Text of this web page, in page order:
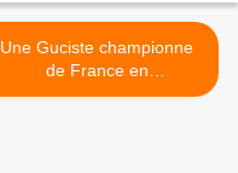
Une Guciste championne
de France en
SummerBiathlon! >